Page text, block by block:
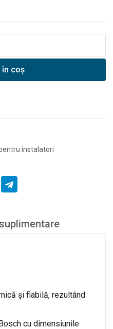
în coș
instalatori
şi fiabilă, rezultând
cu dimensiunile